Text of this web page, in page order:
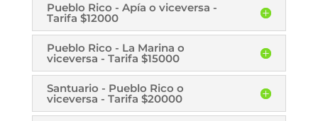
Pueblo Rico - Apía o viceversa -
Tarifa $12000
Pueblo Rico - La Marina o
viceversa - Tarifa $15000
Santuario - Pueblo Rico o
viceversa - Tarifa $20000